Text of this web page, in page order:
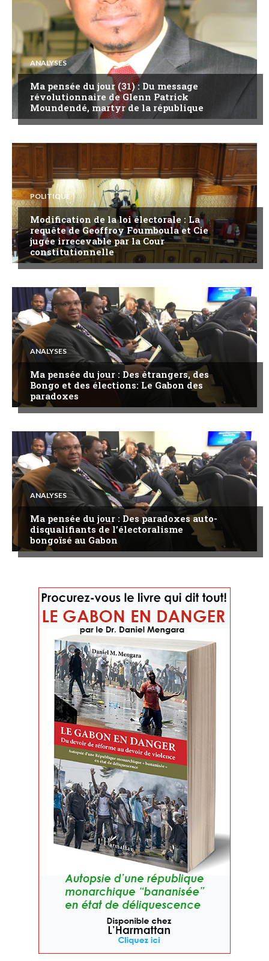
ANALYSES
Ma pensée du jour (31) : Du message
révolutionnaire de Glenn Patrick
Moundendé, martyr de la république
POLITIQUE
Modification de la loi électorale : La
requête de Geoffroy Foumboula et Cie
jugée irrecevable par la Cour
constitutionnelle
ANALYSES
Ma pensée du jour : Des étrangers, des
Bongo et des élections: Le Gabon des
paradoxes
ANALYSES
Ma pensée du jour : Des paradoxes auto-
disqualifiants de l’électoralisme
bongoïsé au Gabon